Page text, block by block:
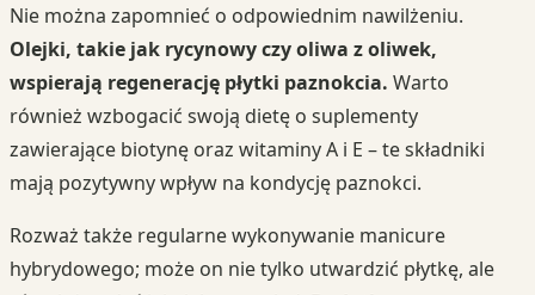
Nie można zapomnieć o odpowiednim nawilżeniu.
Olejki, takie jak rycynowy czy oliwa z oliwek,
wspierają regenerację płytki paznokcia. Warto
również wzbogacić swoją dietę o suplementy
zawierające biotynę oraz witaminy A i E – te składniki
mają pozytywny wpływ na kondycję paznokci.
Rozważ także regularne wykonywanie manicure
hybrydowego; może on nie tylko utwardzić płytkę, ale